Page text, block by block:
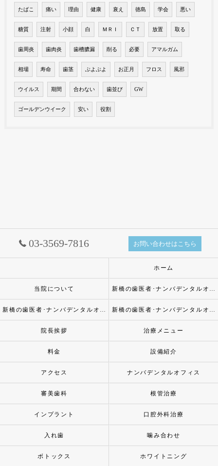
たばこ 痛い 理由 健康 衰え 徳島 学会 悪い
糖質 注射 小顔 白 ＭＲＩ ＣＴ 放置 取る
歯周炎 歯肉炎 歯槽膿漏 削る 必要 アマルガム
相場 寿命 歯茎 ぶよぶよ お正月 フロス 風邪
ウイルス 期間 合わない 歯並び GW
ゴールデンウイーク 安い 役割
03-3569-7816 お問い合わせはこちら
ホーム
当院について 新橋の歯医者･ナンバデンタルオフィスの口コミ情報
新橋の歯医者･ナンバデンタルオフィスの評判 新橋の歯医者･ナンバデンタルオフィスのお客様の声
院長挨拶 治療メニュー
料金 設備紹介
アクセス ナンバデンタルオフィス
審美歯科 根管治療
インプラント 口腔外科治療
入れ歯 噛み合わせ
ボトックス ホワイトニング